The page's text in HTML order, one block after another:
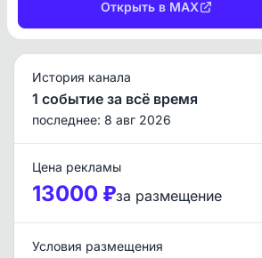
Открыть в MAX
История канала
1 событие за всё время
последнее: 8 авг 2026
Цена рекламы
13000 ₽за размещение
Условия размещения